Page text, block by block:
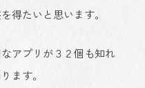
得たいと思います。
アプリが３２個も知れ
ます。